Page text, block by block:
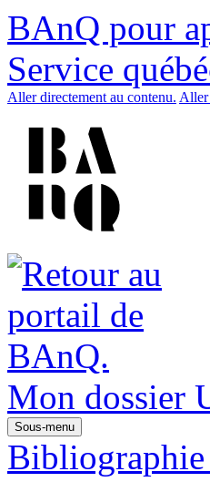
BAnQ pour
Service
Aller directement au contenu. Aller
Mon dossier
Sous-menu
Bibliographie